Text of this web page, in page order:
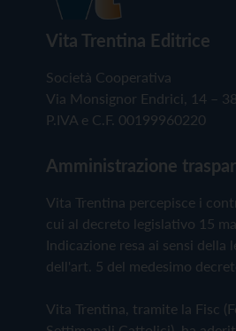
Vita Trentina Editrice
Società Cooperativa
Via Monsignor Endrici, 14 –
P.IVA e C.F. 00199960220
Amministrazione
Vita Trentina percepisce i
cui al decreto legislativo 15
Indicazione resa ai sensi della
dell'art. 5 del medesimo
Vita Trentina, tramite la Fisc